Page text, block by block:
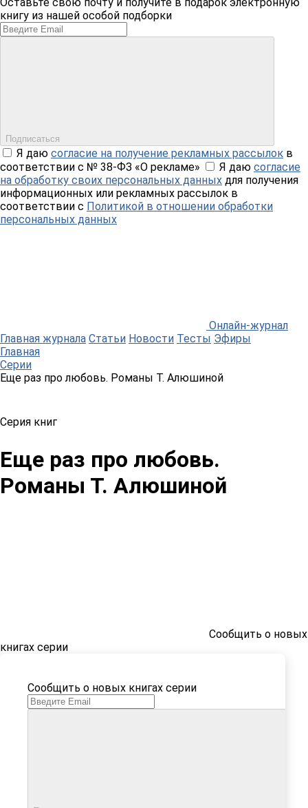
книгу из нашей особой подборки
Подписаться
Я даю согласие на получение рекламных рассылок в
соответствии с № 38-ФЗ «О рекламе»
Я даю согласие
на обработку своих персональных данных для получения
информационных или рекламных рассылок в
соответствии с Политикой в отношении обработки
персональных данных
Онлайн-журнал
Главная журнала Статьи Новости Тесты Эфиры
Главная
Серии
Еще раз про любовь. Романы Т. Алюшиной
Серия книг
Еще раз про любовь.
Романы Т. Алюшиной
Сообщить о новых
книгах серии
Сообщить о новых книгах серии